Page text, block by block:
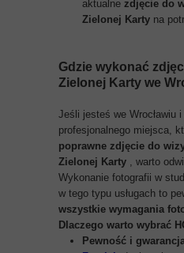
aktualne zdjęcie do
Zielonej Karty na
Gdzie wykonać
Zielonej Karty we
Jeśli jesteś we Wrocławiu
profesjonalnego miejsca,
poprawne zdjęcie do
Zielonej Karty , warto
Wykonanie fotografii w
w tego typu usługach to
wszystkie wymagania
Dlaczego warto wybrać
Pewność i